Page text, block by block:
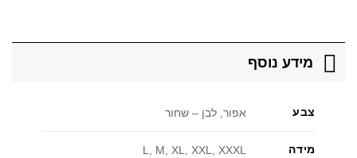
מידע נוסף
צבע אפור, לבן – שחור
מידה L, M, XL, XXL, XXXL